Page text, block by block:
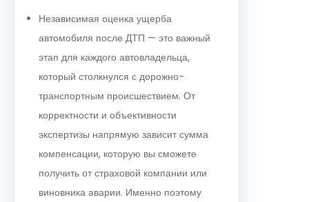
Независимая оценка ущерба
автомобиля после ДТП — это важный
этап для каждого автовладельца,
который столкнулся с дорожно-
транспортным происшествием. От
корректности и объективности
экспертизы напрямую зависит сумма
компенсации, которую вы сможете
получить от страховой компании или
виновника аварии. Именно поэтому